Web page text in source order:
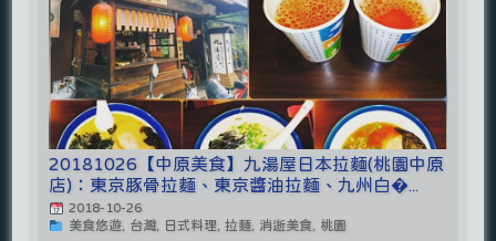
20181026【中原美食】九湯屋日本拉麵(桃園中原
店)：東京豚骨拉麵、東京醬油拉麵、九州白�...
2018-10-26
美食悠遊, 台灣, 日式料理, 拉麵, 消逝美食, 桃園